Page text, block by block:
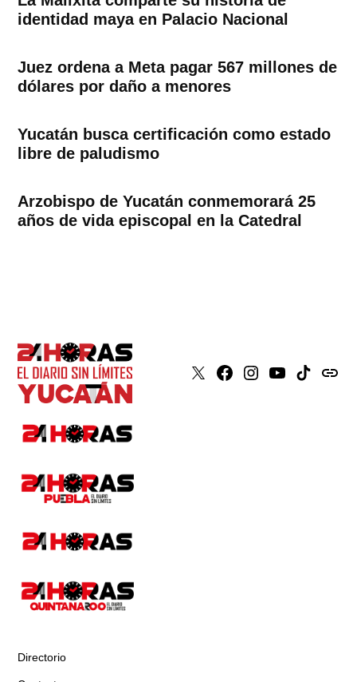
identidad maya en Palacio Nacional
Juez ordena a Meta pagar 567 millones de
dólares por daño a menores
Yucatán busca certificación como estado
libre de paludismo
Arzobispo de Yucatán conmemorará 25
años de vida episcopal en la Catedral
X Faceboook
Instagram
YoutubeTiktokissuu
Directorio